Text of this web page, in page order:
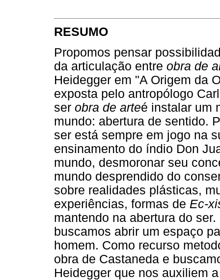
RESUMO
Propomos pensar
da articulação entre obra de
Heidegger em "A Origem da
exposta pelo antropólogo
ser obra de arteé instalar um
mundo: abertura de sentido.
ser está sempre em jogo na
ensinamento do índio Don
mundo, desmoronar seu
mundo desprendido do
sobre realidades plásticas,
experiências, formas de Ec-
mantendo na abertura do
buscamos abrir um espaço
homem. Como recurso
obra de Castaneda e
Heidegger que nos auxiliem